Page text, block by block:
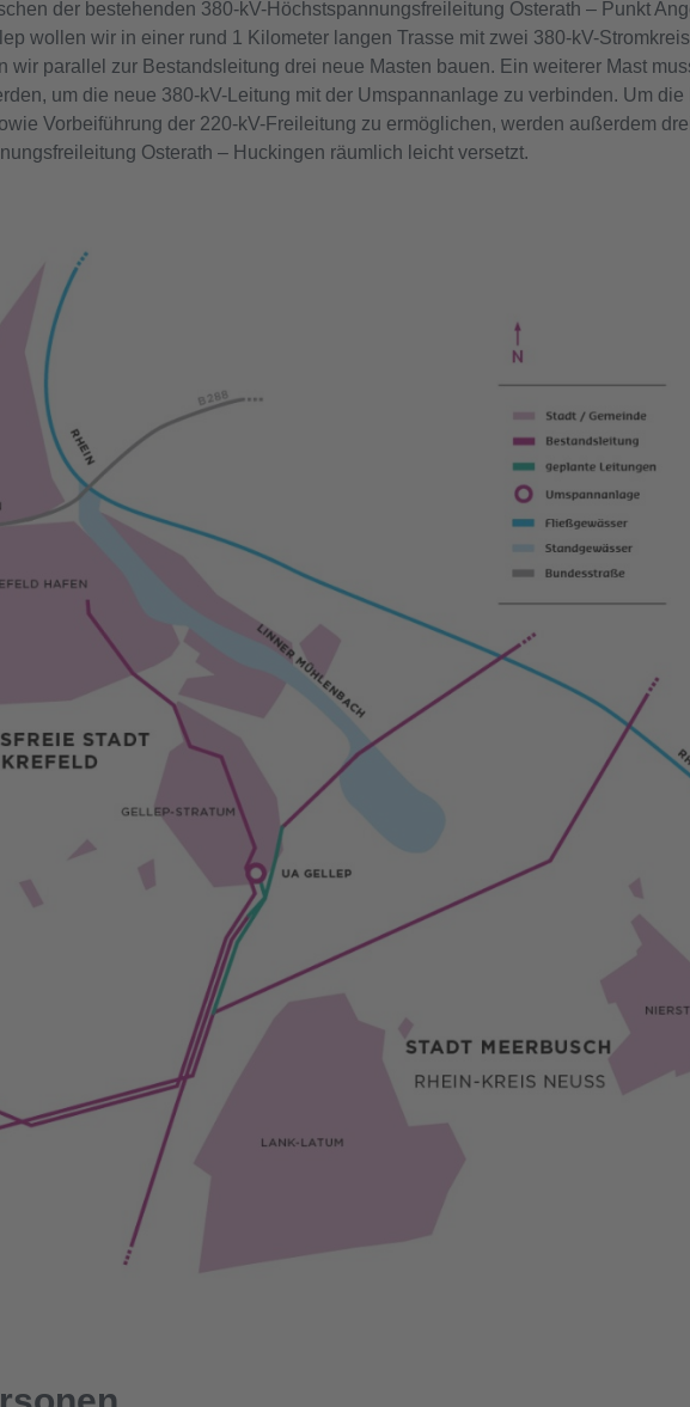
der bestehenden 380-kV-Höchstspannungsfreileitung Osterath – Punkt
wollen wir in einer rund 1 Kilometer langen Trasse mit zwei 380-kV-
wir parallel zur Bestandsleitung drei neue Masten bauen. Ein weiterer Mast
um die neue 380-kV-Leitung mit der Umspannanlage zu verbinden. Um die
Vorbeiführung der 220-kV-Freileitung zu ermöglichen, werden außerdem
Osterath – Huckingen räumlich leicht versetzt.